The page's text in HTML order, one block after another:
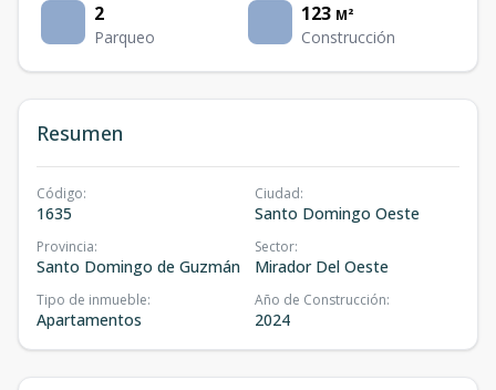
2
Parqueo
123 M²
Construcción
Resumen
Código:
1635
Ciudad:
Santo Domingo Oeste
Provincia:
Santo Domingo de Guzmán
Sector:
Mirador Del Oeste
Tipo de inmueble:
Apartamentos
Año de Construcción:
2024